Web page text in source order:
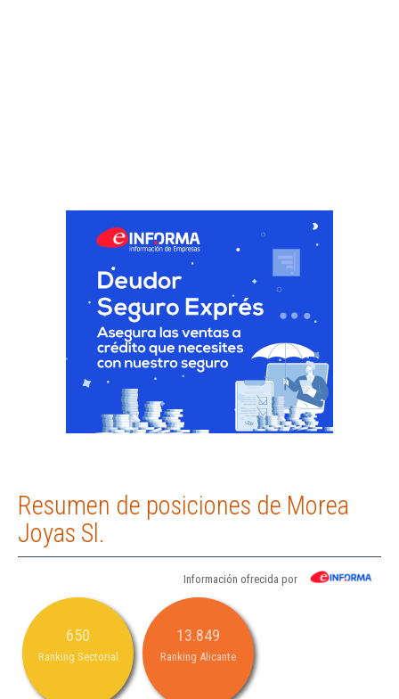
Resumen de posiciones de Morea
Joyas Sl.
Información ofrecida por
650
Ranking Sectorial
13.849
Ranking Alicante